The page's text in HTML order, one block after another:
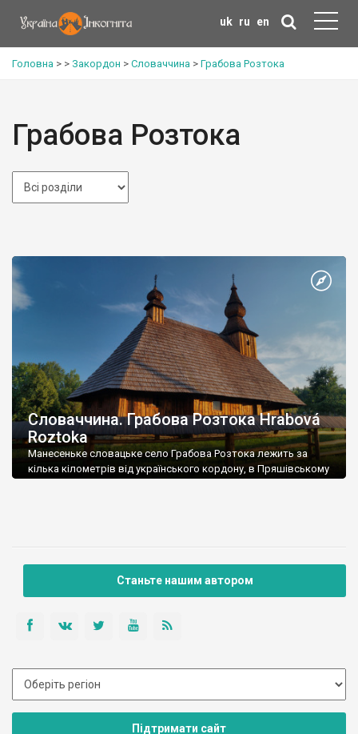
uk ru en
Головна > > Закордон > Словаччина > Грабова Розтока
Грабова Розтока
Словаччина. Грабова Розтока Hrabová
Roztoka
Манесеньке словацьке село Грабова Розтока лежить за
кілька кілометрів від українського кордону, в Пряшівському
Станьте нашим автором
Підтримати сайт